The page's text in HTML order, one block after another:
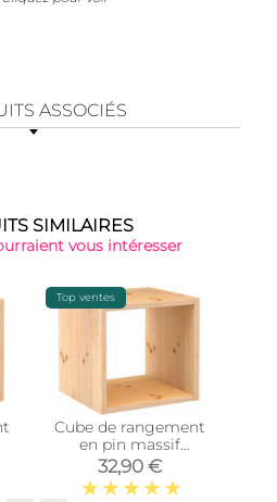
ASSOCIÉS
SIMILAIRES
vous intéresser
Top ventes
Cube de rangement
en pin massif
Dinamic (Simple)
32,90 €